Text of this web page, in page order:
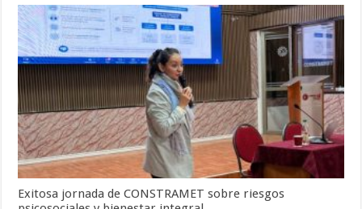
Exitosa jornada de CONSTRAMET sobre riesgos